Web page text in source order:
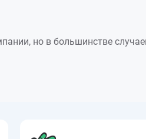
но в большинстве